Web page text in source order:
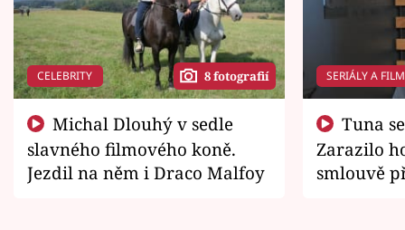
CELEBRITY 8 fotografií
slavného filmového koně.
Jezdil na něm i Draco Malfoy
SERIÁLY A
Zarazilo
smlouvě